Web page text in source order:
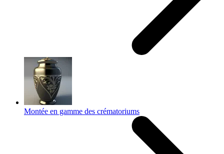
Montée en gamme des crématoriums